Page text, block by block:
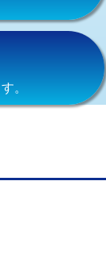
円
円。